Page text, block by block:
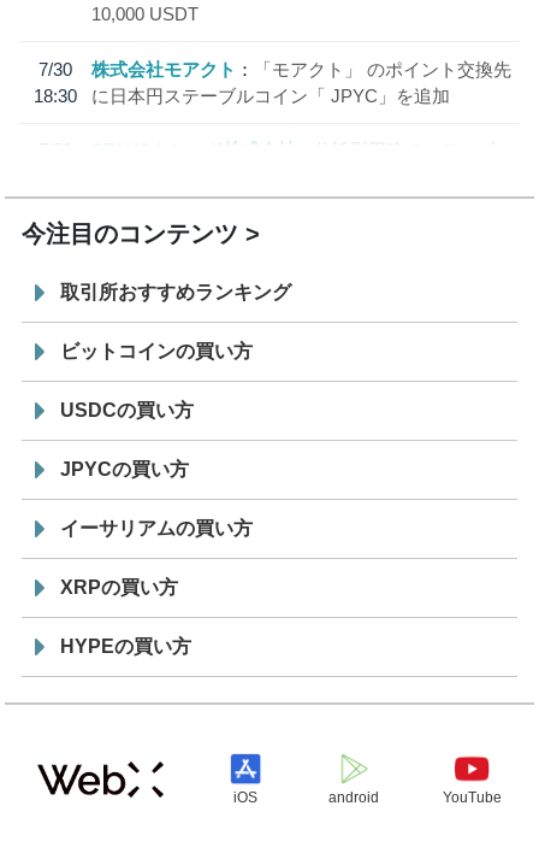
10,000 USDT
7/30
18:30
株式会社モアクト
「モアクト」 のポイント交換先
に日本円ステーブルコイン「 JPYC」を追加
7/29
SBI VCトレード株式会社
信託型円建てステーブル
今注目のコンテンツ
取引所おすすめランキング
ビットコインの買い方
USDCの買い方
JPYCの買い方
イーサリアムの買い方
XRPの買い方
HYPEの買い方
iOS android YouTube